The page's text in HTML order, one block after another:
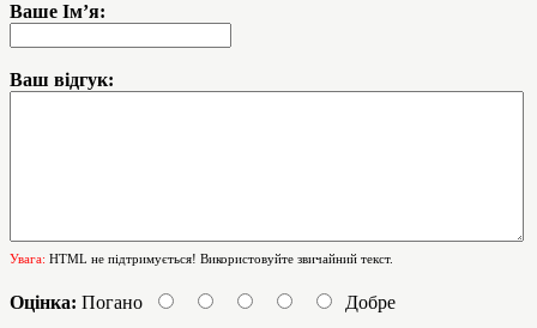
Ваше Ім’я:
Ваш відгук:
Увага: HTML не підтримується! Використовуйте звичайний текст.
Оцінка: Погано Добре